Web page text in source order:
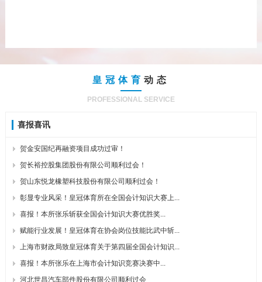
皇冠体育 动态
PROFESSIONAL SERVICE
喜报喜讯
贺金安国纪再融资项目成功过审！
贺长裕控股集团股份有限公司顺利过会！
贺山东悦龙橡塑科技股份有限公司顺利过会！
彰显专业风采！皇冠体育所在全国会计知识大赛上...
喜报！本所张乐斩获全国会计知识大赛优胜奖...
赋能行业发展！皇冠体育在协会岗位技能比武中斩...
上海市财政局致皇冠体育关于第四届全国会计知识...
喜报！本所张乐在上海市会计知识竞赛决赛中...
河北世昌汽车部件股份有限公司顺利过会